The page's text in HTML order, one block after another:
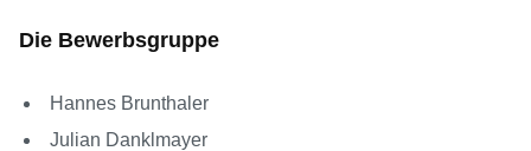
Die Bewerbsgruppe
Hannes Brunthaler
Julian Danklmayer